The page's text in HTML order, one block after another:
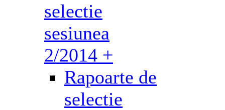
selectie
sesiunea
2/2014 +
Rapoarte de
selectie